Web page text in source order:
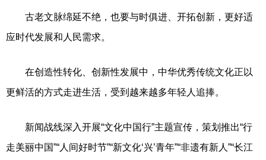
古老文脉绵延不绝，也要与时俱进、开拓创新，更好适
应时代发展和人民需求。
在创造性转化、创新性发展中，中华优秀传统文化正以
更鲜活的方式走进生活，受到越来越多年轻人追捧。
新闻战线深入开展“文化中国行”主题宣传，策划推出“行
走美丽中国”“人间好时节”“新文化‘兴’青年”“非遗有新人”“长江